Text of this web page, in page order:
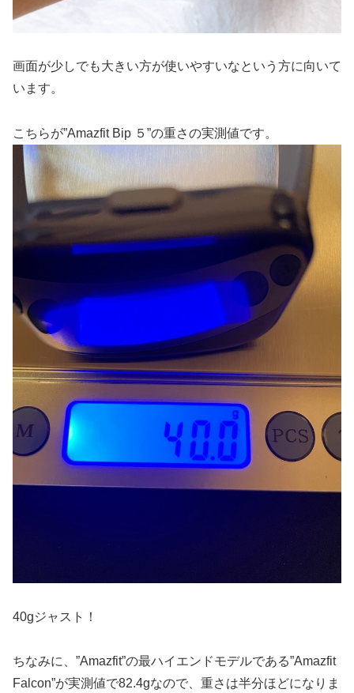
画面が少しでも大きい方が使いやすいなという方に向いて
います。
こちらが”Amazfit Bip ５”の重さの実測値です。
40gジャスト！
ちなみに、”Amazfit”の最ハイエンドモデルである”Amazfit
Falcon”が実測値で82.4gなので、重さは半分ほどになりま